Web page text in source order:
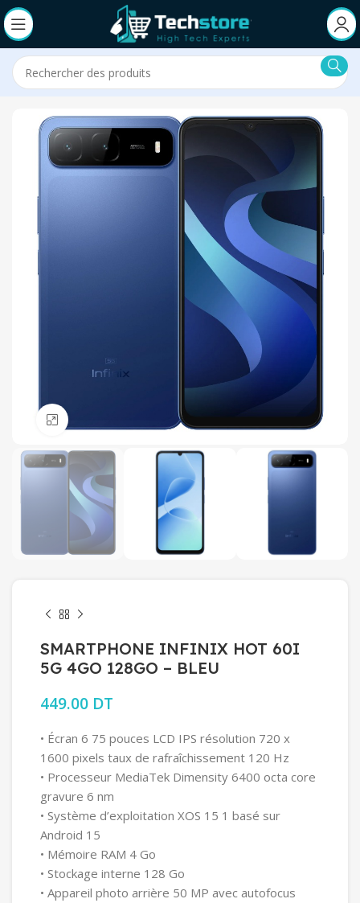
SMARTPHONE INFINIX HOT 60I
5G 4GO 128GO – BLEU
449.00 DT
• Écran 6 75 pouces LCD IPS résolution 720 x
1600 pixels taux de rafraîchissement 120 Hz
• Processeur MediaTek Dimensity 6400 octa core
gravure 6 nm
• Système d’exploitation XOS 15 1 basé sur
Android 15
• Mémoire RAM 4 Go
• Stockage interne 128 Go
• Appareil photo arrière 50 MP avec autofocus